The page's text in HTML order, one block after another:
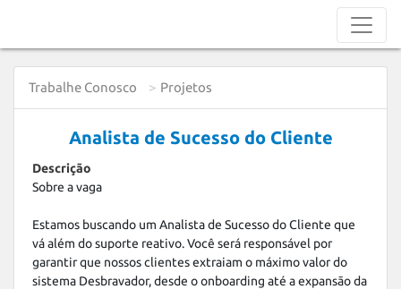
Trabalhe Conosco Projetos
Analista de Sucesso do Cliente
Descrição
Sobre a vaga
Estamos buscando um Analista de Sucesso do Cliente que
vá além do suporte reativo. Você será responsável por
garantir que nossos clientes extraiam o máximo valor do
sistema Desbravador, desde o onboarding até a expansão da